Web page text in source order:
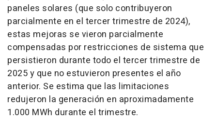
paneles solares (que solo contribuyeron
parcialmente en el tercer trimestre de 2024),
estas mejoras se vieron parcialmente
compensadas por restricciones de sistema que
persistieron durante todo el tercer trimestre de
2025 y que no estuvieron presentes el año
anterior. Se estima que las limitaciones
redujeron la generación en aproximadamente
1.000 MWh durante el trimestre.